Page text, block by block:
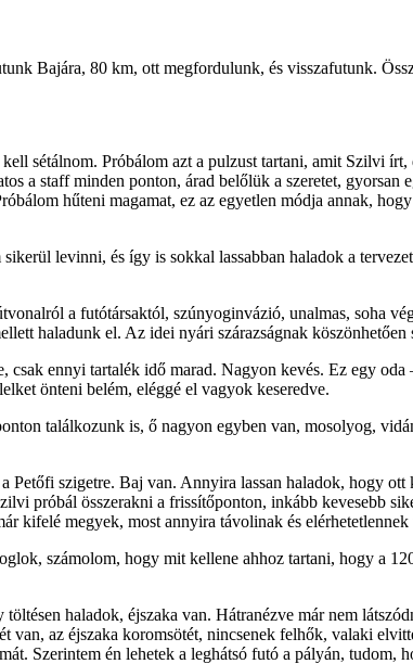
Bajára, 80 km, ott megfordulunk, és visszafutunk.
sétálnom. Próbálom azt a pulzust tartani, amit Szilvi
a staff minden ponton, árad belőlük a szeretet,
hűteni magamat, ez az egyetlen módja annak,
levinni, és így is sokkal lassabban haladok a
a futótársaktól, szúnyoginvázió, unalmas, soha
haladunk el. Az idei nyári szárazságnak
ennyi tartalék idő marad. Nagyon kevés. Ez egy oda
önteni belém, eléggé el vagyok keseredve.
találkozunk is, ő nagyon egyben van, mosolyog,
Petőfi szigetre. Baj van. Annyira lassan haladok, hogy
próbál összerakni a frissítőponton, inkább kevesebb
kifelé megyek, most annyira távolinak és
számolom, hogy mit kellene ahhoz tartani, hogy a
haladok, éjszaka van. Hátranézve már nem
van, az éjszaka koromsötét, nincsenek felhők, valaki
Szerintem én lehetek a leghátsó futó a pályán,